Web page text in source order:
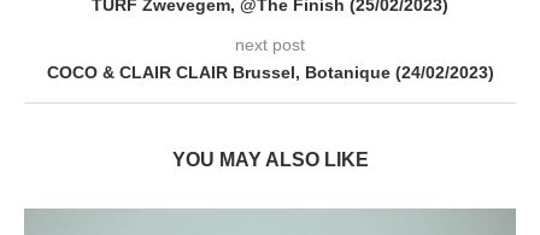
TURF Zwevegem, @The Finish (25/02/2023)
next post
COCO & CLAIR CLAIR Brussel, Botanique (24/02/2023)
YOU MAY ALSO LIKE